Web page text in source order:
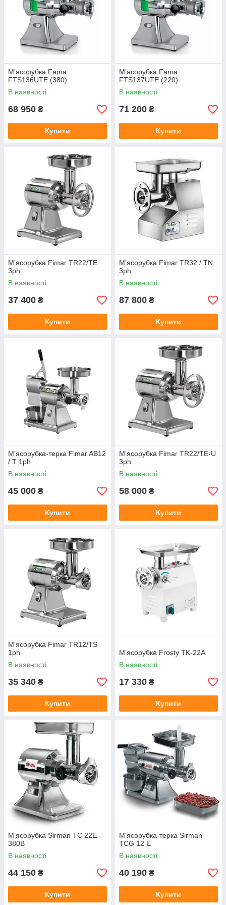
М’ясорубка Fama
FTS136UTE (380)
В наявності
68 950 ₴
Купити
М’ясорубка Fama
FTS137UTE (220)
В наявності
71 200 ₴
Купити
М’ясорубка Fimar TR22/TE
3ph
В наявності
37 400 ₴
Купити
М’ясорубка Fimar TR32 / TN
3ph
В наявності
87 800 ₴
Купити
М’ясорубка-терка Fimar AB12
/ T 1ph
В наявності
45 000 ₴
Купити
М’ясорубка Fimar TR22/TE-U
3ph
В наявності
58 000 ₴
Купити
М’ясорубка Fimar TR12/TS
1ph
В наявності
35 340 ₴
Купити
М’ясорубка Frosty TK-22A
В наявності
17 330 ₴
Купити
М’ясорубка Sirman TC 22E
380В
В наявності
44 150 ₴
Купити
М’ясорубка-терка Sirman
TCG 12 E
В наявності
40 190 ₴
Купити